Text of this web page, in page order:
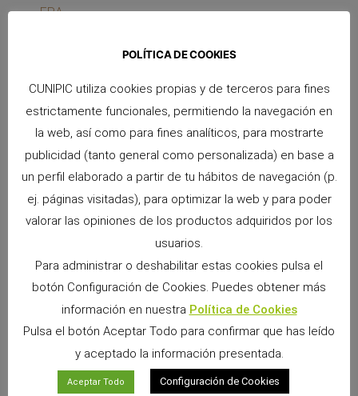
Contenedor para Alimento de Perro ERA
Snack ERA Puppy Training de Salmon con Calendula para cachorros
Ver Producto >>
POLÍTICA DE COOKIES
CUNIPIC utiliza cookies propias y de terceros para fines
estrictamente funcionales, permitiendo la navegación en
la web, así como para fines analíticos, para mostrarte
publicidad (tanto general como personalizada) en base a
un perfil elaborado a partir de tu hábitos de navegación (p.
ej. páginas visitadas), para optimizar la web y para poder
valorar las opiniones de los productos adquiridos por los
usuarios.
Para administrar o deshabilitar estas cookies pulsa el
botón Configuración de Cookies. Puedes obtener más
información en nuestra Política de Cookies
Pulsa el botón Aceptar Todo para confirmar que has leído
y aceptado la información presentada.
Aceptar Todo Configuración de Cookies